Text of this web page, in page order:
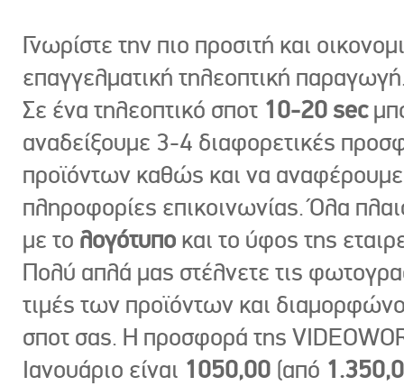
Γνωρίστε την πιο προσιτή και
επαγγελματική τηλεοπτική
Σε ένα τηλεοπτικό σποτ 10-20 sec
αναδείξουμε 3-4 διαφορετικές
προϊόντων καθώς και να
πληροφορίες επικοινωνίας. Όλα
με το λογότυπο και το ύφος της
Πολύ απλά μας στέλνετε τις
τιμές των προϊόντων και
σποτ σας. Η προσφορά της
Ιανουάριο είναι 1050,00 (από